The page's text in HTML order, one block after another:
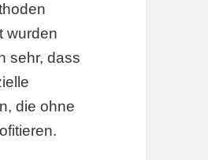
wurden
sehr, dass
die ohne